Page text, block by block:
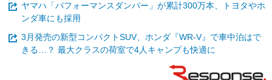
ヤマハ「パフォーマンスダンパー」が累計300万本、トヨタやホ
ンダ車にも採用
3月発売の新型コンパクトSUV、ホンダ『WR-V』で車中泊はで
きる…？ 最大クラスの荷室で4人キャンプも快適に